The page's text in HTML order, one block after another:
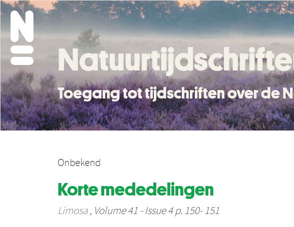
Toegang tot tijdschriften over de
Onbekend
Korte mededelingen
Limosa, Volume 41 - Issue 4 p. 150- 151